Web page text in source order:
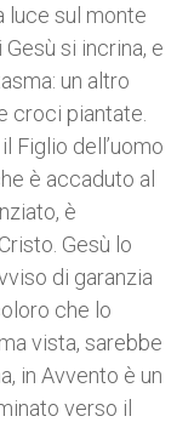
luce sul monte
si incrina, e
un altro
croci piantate.
Figlio dell’uomo
è accaduto al
è
Gesù lo
di garanzia
che lo
vista, sarebbe
in Avvento è un
verso il